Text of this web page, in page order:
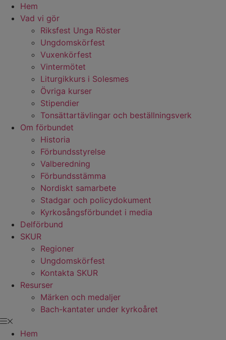
Hem
Vad vi gör
Riksfest Unga Röster
Ungdomskörfest
Vuxenkörfest
Vintermötet
Liturgikkurs i Solesmes
Övriga kurser
Stipendier
Tonsättartävlingar och beställningsverk
Om förbundet
Historia
Förbundsstyrelse
Valberedning
Förbundsstämma
Nordiskt samarbete
Stadgar och policydokument
Kyrkosångsförbundet i media
Delförbund
SKUR
Regioner
Ungdomskörfest
Kontakta SKUR
Resurser
Märken och medaljer
Bach-kantater under kyrkoåret
Hem